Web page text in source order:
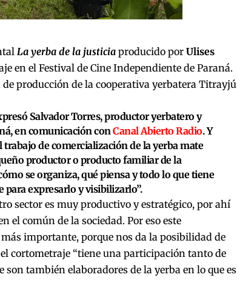
La yerba de la justicia producido por Ulises
en el Festival de Cine Independiente de Paraná.
producción de la cooperativa yerbatera Titrayjú
Salvador Torres, productor yerbatero y
en comunicación con Canal Abierto Radio. Y
trabajo de comercialización de la yerba mate
productor o producto familiar de la
se organiza, qué piensa y todo lo que tiene
para expresarlo y visibilizarlo”.
sector es muy productivo y estratégico, por ahí
común de la sociedad. Por eso este
importante, porque nos da la posibilidad de
cortometraje “tiene una participación tanto de
también elaboradores de la yerba en lo que es